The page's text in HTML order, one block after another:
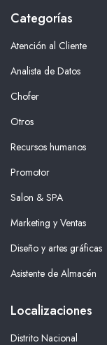
Categorías
Atención al Cliente
Analista de Datos
Chofer
Otros
Recursos humanos
Promotor
Salon & SPA
Marketing y Ventas
Diseño y artes gráficas
Asistente de Almacén
Localizaciones
Distrito Nacional